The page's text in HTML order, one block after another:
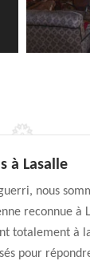
à Lasalle
nous
reconnue à
totalement à
pour